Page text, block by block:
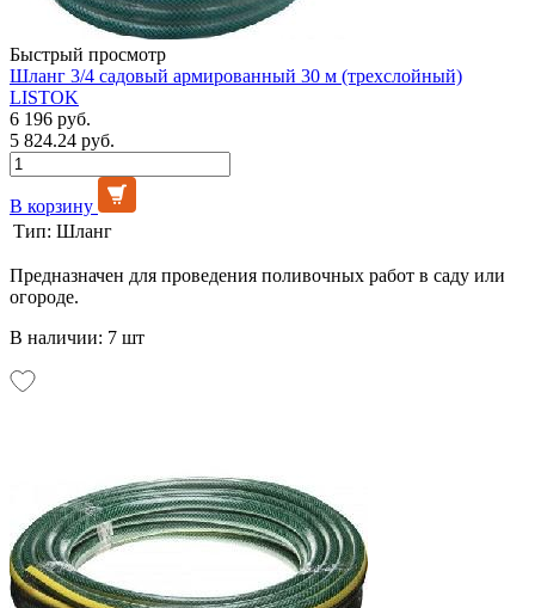
Быстрый просмотр
Шланг 3/4 садовый армированный 30 м (трехслойный)
LISTOK
6 196 руб.
5 824.24 руб.
В корзину
Тип: Шланг
Предназначен для проведения поливочных работ в саду или
огороде.
В наличии: 7 шт